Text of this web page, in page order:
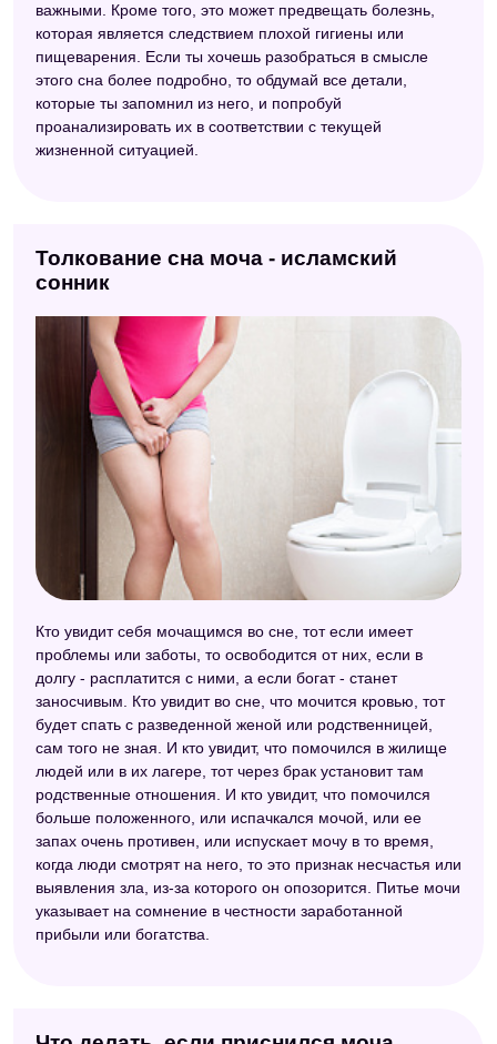
важными. Кроме того, это может предвещать болезнь,
которая является следствием плохой гигиены или
пищеварения. Если ты хочешь разобраться в смысле
этого сна более подробно, то обдумай все детали,
которые ты запомнил из него, и попробуй
проанализировать их в соответствии с текущей
жизненной ситуацией.
Толкование сна моча - исламский
сонник
Кто увидит себя мочащимся во сне, тот если имеет
проблемы или заботы, то освободится от них, если в
долгу - расплатится с ними, а если богат - станет
заносчивым. Кто увидит во сне, что мочится кровью, тот
будет спать с разведенной женой или родственницей,
сам того не зная. И кто увидит, что помочился в жилище
людей или в их лагере, тот через брак установит там
родственные отношения. И кто увидит, что помочился
больше положенного, или испачкался мочой, или ее
запах очень противен, или испускает мочу в то время,
когда люди смотрят на него, то это признак несчастья или
выявления зла, из-за которого он опозорится. Питье мочи
указывает на сомнение в честности заработанной
прибыли или богатства.